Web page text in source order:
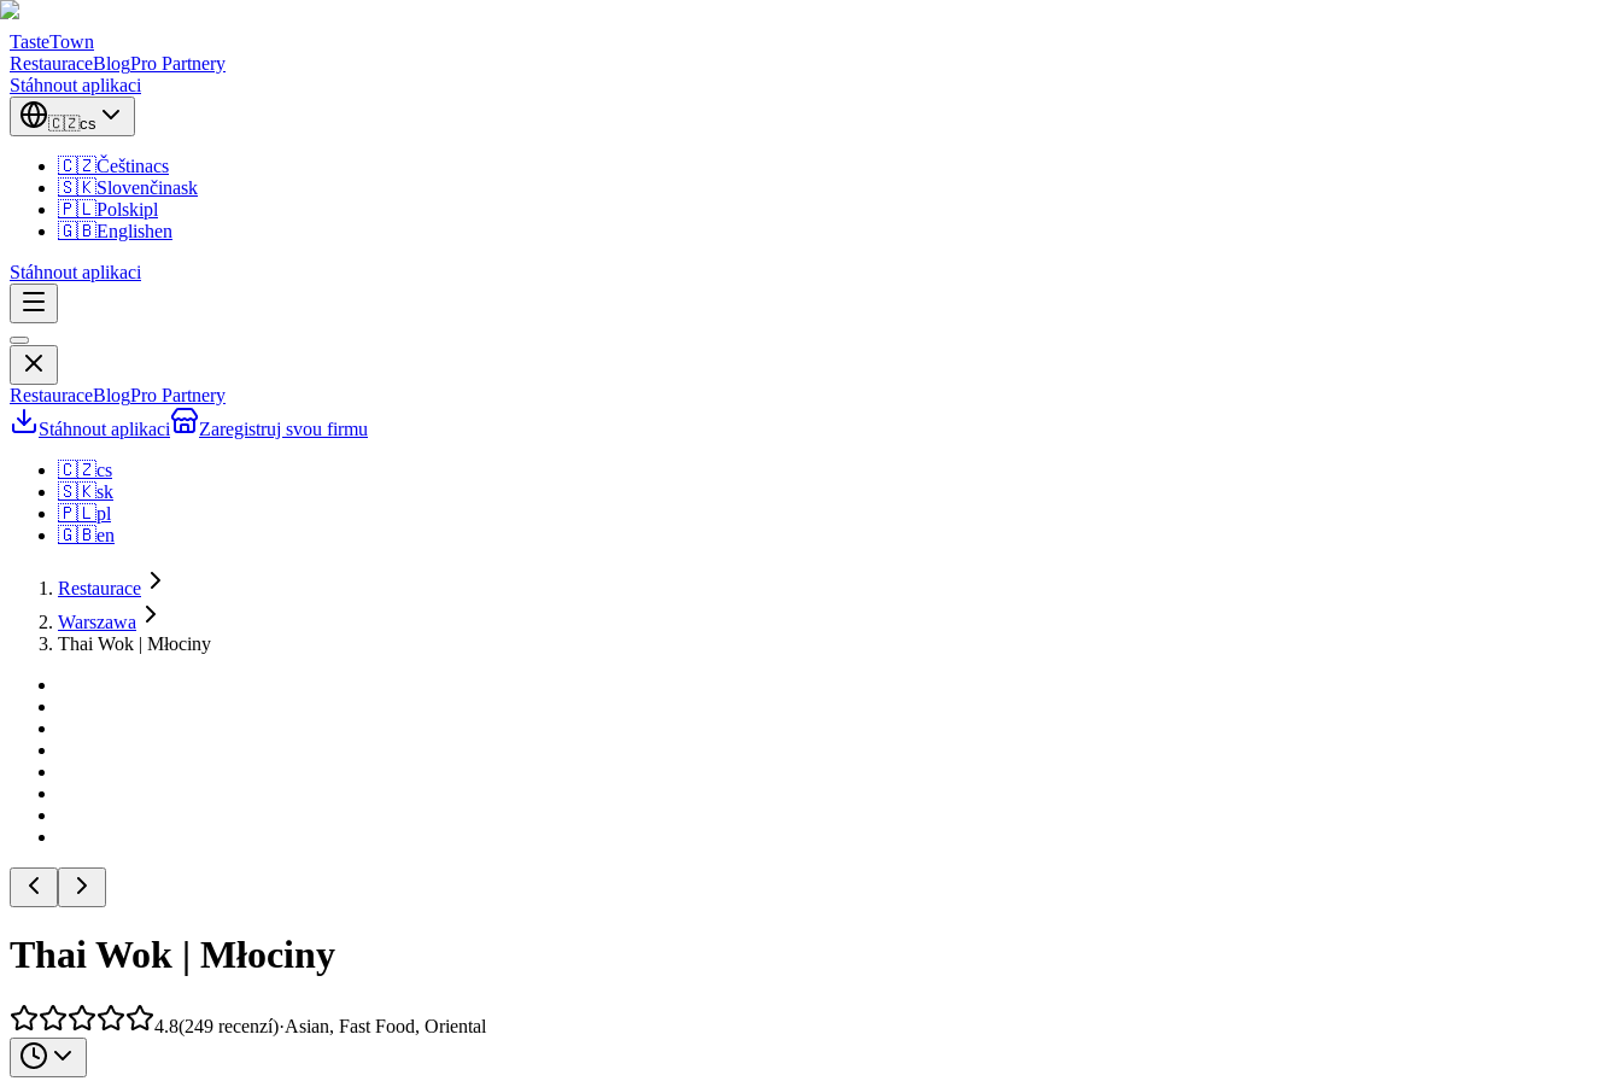
TasteTown
RestauraceBlogPro Partnery
Stáhnout aplikaci
🇨🇿cs
🇨🇿Češtinacs
🇸🇰Slovenčinask
🇵🇱Polskipl
🇬🇧Englishen
Stáhnout aplikaci
RestauraceBlogPro Partnery
Stáhnout aplikaci
Zaregistruj svou firmu
🇨🇿cs
🇸🇰sk
🇵🇱pl
🇬🇧en
Restaurace
Warszawa
Thai Wok | Młociny
Thai Wok | Młociny
4.8(249 recenzí)·Asian, Fast Food, Oriental